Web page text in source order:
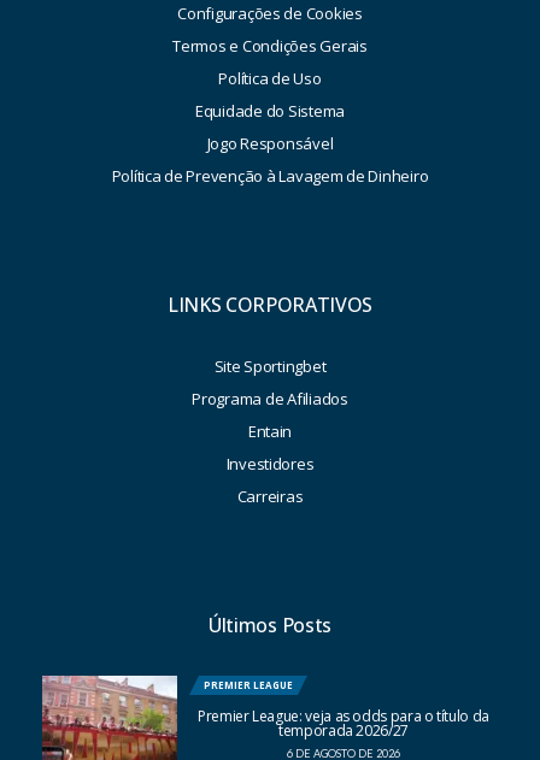
Configurações de Cookies
Termos e Condições Gerais
Política de Uso
Equidade do Sistema
Jogo Responsável
Política de Prevenção à Lavagem de Dinheiro
LINKS CORPORATIVOS
Site Sportingbet
Programa de Afiliados
Entain
Investidores
Carreiras
Últimos Posts
PREMIER LEAGUE
Premier League: veja as odds para o título da
temporada 2026/27
6 DE AGOSTO DE 2026